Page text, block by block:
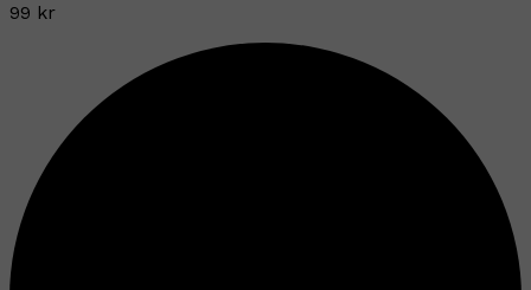
99 kr